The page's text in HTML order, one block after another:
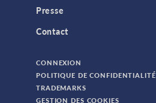
Presse
Contact
CONNEXION
POLITIQUE DE CONFIDENTIALITÉ
TRADEMARKS
GESTION DES COOKIES